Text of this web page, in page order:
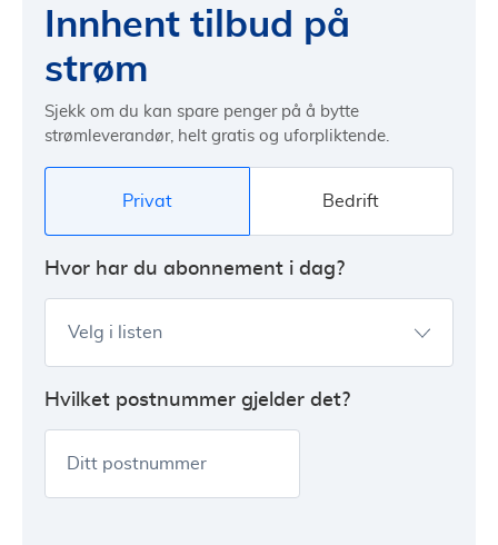
Innhent tilbud på
strøm
Sjekk om du kan spare penger på å bytte
strømleverandør, helt gratis og uforpliktende.
Privat Bedrift
Hvor har du abonnement i dag?
Velg i listen
Hvilket postnummer gjelder det?
Ditt postnummer